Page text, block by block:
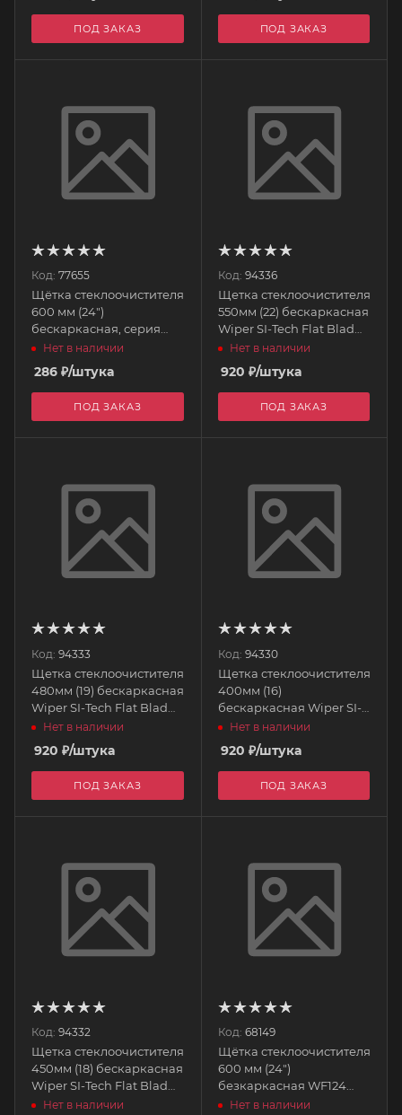
ПОД ЗАКАЗ ПОД ЗАКАЗ
Код: 77655
Щётка стеклоочистителя
600 мм (24")
бескаркасная, серия
SuperFlat 91360 REKZIT
Нет в наличии
286 ₽/штука
ПОД ЗАКАЗ
Код: 94336
Щетка стеклоочистителя
550мм (22) бескаркасная
Wiper SI-Tech Flat Blad
PIAAНет в наличии
920 ₽/штука
ПОД ЗАКАЗ
Код: 94333
Щетка стеклоочистителя
480мм (19) бескаркасная
Wiper SI-Tech Flat Blad
PIAAНет в наличии
920 ₽/штука
ПОД ЗАКАЗ
Код: 94330
Щетка стеклоочистителя
400мм (16)
бескаркасная Wiper SI-
Tech Flat Blad PIAA
Нет в наличии
920 ₽/штука
ПОД ЗАКАЗ
Код: 94332
Щетка стеклоочистителя
450мм (18) бескаркасная
Wiper SI-Tech Flat Blad
PIAAНет в наличии
Код: 68149
Щётка стеклоочистителя
600 мм (24")
безкаркасная WF124
TOYO GUARD
Нет в наличии